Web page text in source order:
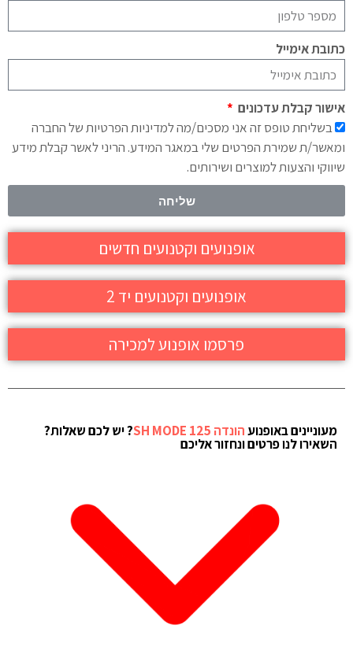
כתובת אימייל
אישור קבלת עדכונים
בשליחת טופס זה אני מסכים/מה למדיניות הפרטיות של החברה
ומאשר/ת שמירת הפרטים שלי במאגר המידע. הריני לאשר קבלת מידע
שיווקי והצעות למוצרים ושירותים.
שליחה
אופנועים וקטנועים חדשים
אופנועים וקטנועים יד 2
פרסמו אופנוע למכירה
מעוניינים באופנועהונדה SH MODE 125 ? יש לכם שאלות?
השאירו לנו פרטים ונחזור אליכם